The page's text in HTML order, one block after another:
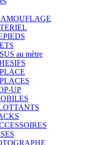
au mètre
UP